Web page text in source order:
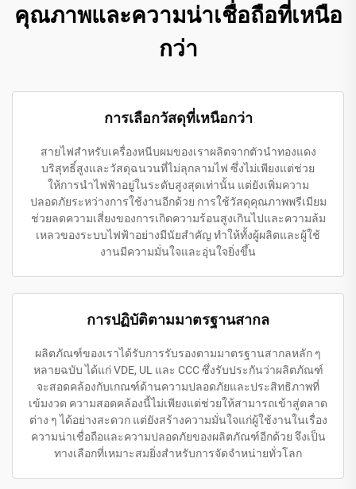
คุณภาพและความน่าเชื่อถือที่เหนือ
กว่า
การเลือกวัสดุที่เหนือกว่า
สายไฟสำหรับเครื่องหนีบผมของเราผลิตจากตัวนำทองแดง
บริสุทธิ์สูงและวัสดุฉนวนที่ไม่ลุกลามไฟ ซึ่งไม่เพียงแต่ช่วย
ให้การนำไฟฟ้าอยู่ในระดับสูงสุดเท่านั้น แต่ยังเพิ่มความ
ปลอดภัยระหว่างการใช้งานอีกด้วย การใช้วัสดุคุณภาพพรีเมียม
ช่วยลดความเสี่ยงของการเกิดความร้อนสูงเกินไปและความล้ม
เหลวของระบบไฟฟ้าอย่างมีนัยสำคัญ ทำให้ทั้งผู้ผลิตและผู้ใช้
งานมีความมั่นใจและอุ่นใจยิ่งขึ้น
การปฏิบัติตามมาตรฐานสากล
ผลิตภัณฑ์ของเราได้รับการรับรองตามมาตรฐานสากลหลัก ๆ
หลายฉบับ ได้แก่ VDE, UL และ CCC ซึ่งรับประกันว่าผลิตภัณฑ์
จะสอดคล้องกับเกณฑ์ด้านความปลอดภัยและประสิทธิภาพที่
เข้มงวด ความสอดคล้องนี้ไม่เพียงแต่ช่วยให้สามารถเข้าสู่ตลาด
ต่าง ๆ ได้อย่างสะดวก แต่ยังสร้างความมั่นใจแก่ผู้ใช้งานในเรื่อง
ความน่าเชื่อถือและความปลอดภัยของผลิตภัณฑ์อีกด้วย จึงเป็น
ทางเลือกที่เหมาะสมยิ่งสำหรับการจัดจำหน่ายทั่วโลก